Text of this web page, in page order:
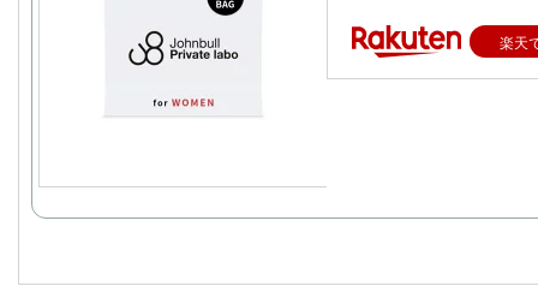
楽天